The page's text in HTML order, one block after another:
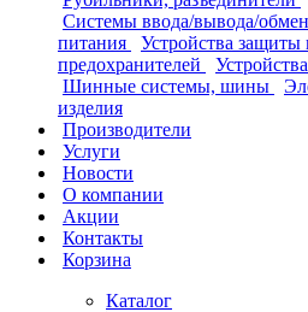
Системы ввода/вывода/
питания
Устройства защиты
предохранителей
Шинные системы, шины
изделия
Производители
Услуги
Новости
О компании
Акции
Контакты
Корзина
Каталог